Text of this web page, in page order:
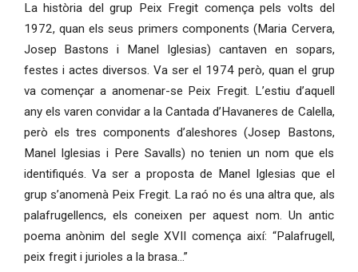
La història del grup Peix Fregit comença pels volts del
1972, quan els seus primers components (Maria Cervera,
Josep Bastons i Manel Iglesias) cantaven en sopars,
festes i actes diversos. Va ser el 1974 però, quan el grup
va començar a anomenar-se Peix Fregit. L’estiu d’aquell
any els varen convidar a la Cantada d’Havaneres de Calella,
però els tres components d’aleshores (Josep Bastons,
Manel Iglesias i Pere Savalls) no tenien un nom que els
identifiqués. Va ser a proposta de Manel Iglesias que el
grup s’anomenà Peix Fregit. La raó no és una altra que, als
palafrugellencs, els coneixen per aquest nom. Un antic
poema anònim del segle XVII comença així: “Palafrugell,
peix fregit i jurioles a la brasa...”